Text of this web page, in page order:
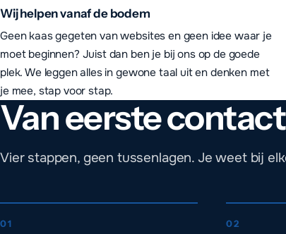
Wij helpen vanaf de bodem
Geen kaas gegeten van websites en geen idee waar je
moet beginnen? Juist dan ben je bij ons op de goede
plek. We leggen alles in gewone taal uit en denken met
je mee, stap voor stap.
Van eerste
Vier stappen, geen tussenlagen. Je weet bij
01 02